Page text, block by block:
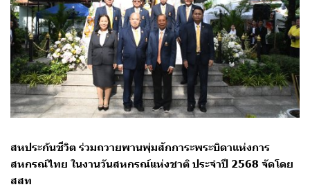
สหประกันชีวิต ร่วมถวายพานพุ่มสักการะพระบิดาแห่งการ
สหกรณ์ไทย ในงานวันสหกรณ์แห่งชาติ ประจำปี 2568 จัดโดย
สสท